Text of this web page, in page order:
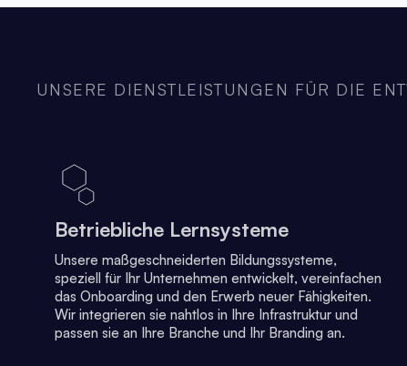
UNSERE DIENSTLEISTUNGEN FÜR DIE
Betriebliche Lernsysteme
Unsere maßgeschneiderten Bildungssysteme,
speziell für Ihr Unternehmen entwickelt, vereinfachen
das Onboarding und den Erwerb neuer Fähigkeiten.
Wir integrieren sie nahtlos in Ihre Infrastruktur und
passen sie an Ihre Branche und Ihr Branding an.